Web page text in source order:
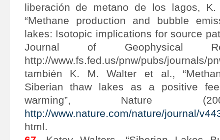
liberación de metano de los lagos,
“Methane production and bubble
lakes: Isotopic implications for source
Journal of Geophysical
http://www.fs.fed.us/pnw/pubs/journals/
también K. M. Walter et al.,
Siberian thaw lakes as a positive
warming”, Nature
http://www.nature.com/nature/journal/
html.